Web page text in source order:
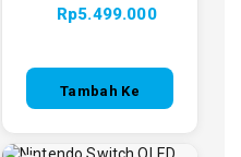
Rp5.499.000
Tambah Ke